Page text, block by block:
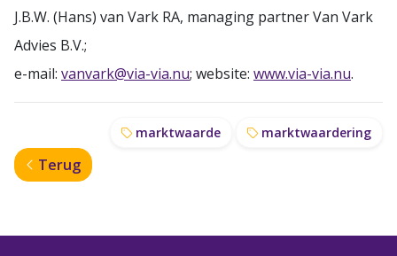
J.B.W. (Hans) van Vark RA, managing partner Van Vark
Advies B.V.;
e-mail: vanvark@via-via.nu; website: www.via-via.nu.
marktwaarde marktwaardering
Terug